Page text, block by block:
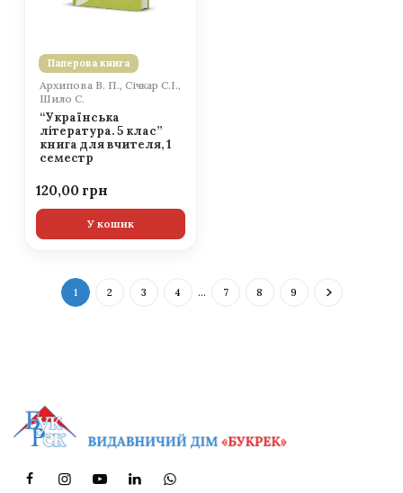
Паперова книга
Архипова В. П., Січкар С.І.,
Шило С.
“Українська
література. 5 клас”
книга для вчителя, 1
семестр
120,00
У кошик
1 2 3 4 … 7 8 9